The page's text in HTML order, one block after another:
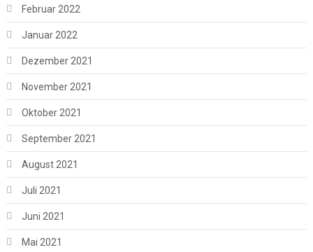
Februar 2022
Januar 2022
Dezember 2021
November 2021
Oktober 2021
September 2021
August 2021
Juli 2021
Juni 2021
Mai 2021